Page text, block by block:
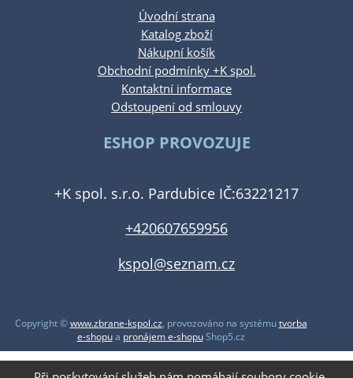
Úvodní strana
Katalog zboží
Nákupní košík
Obchodní podmínky +K spol.
Kontaktní informace
Odstoupení od smlouvy
ESHOP PROVOZUJE
+K spol. s.r.o. Pardubice IČ:63221217
+420607659956
kspol@seznam.cz
Copyright ©www.zbrane-kspol.cz, provozováno na systémutvorba
e-shopua pronájem e-shopuShop5.cz